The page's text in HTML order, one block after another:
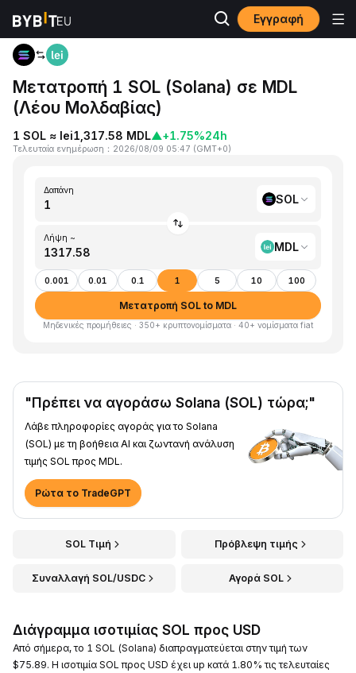
Εγγραφή
Αρχική SOL to MDL
Μετατροπή 1 SOL (Solana) σε MDL
(Λέου Μολδαβίας)
1 SOL ≈ lei1,317.58 MDL▲+1.75%24h
Τελευταία ενημέρωση ： 2026/08/09 05:47 (GMT+0)
Δαπάνη
SOL
Λήψη ~
MDL
0.001 0.01 0.1 1 5 10 100
Μετατροπή SOL to MDL
Μηδενικές προμήθειες · 350+ κρυπτονομίσματα · 40+ νομίσματα fiat
"Πρέπει να αγοράσω Solana (SOL) τώρα;"
Λάβε πληροφορίες αγοράς για το Solana
(SOL) με τη βοήθεια AI και ζωντανή ανάλυση
τιμής SOL προς MDL.
Ρώτα το TradeGPT
SOL Τιμή Πρόβλεψη τιμής
Συναλλαγή SOL/USDC Αγορά SOL
Διάγραμμα ισοτιμίας SOL προς USD
Από σήμερα, το 1 SOL (Solana) διαπραγματεύεται στην τιμή των
$75.89. Η ισοτιμία SOL προς USD έχει up κατά 1.80% τις τελευταίες